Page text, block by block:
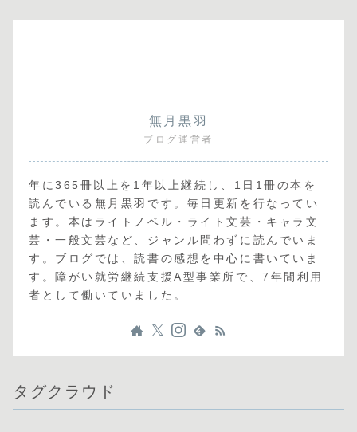
無月黒羽
ブログ運営者
年に365冊以上を1年以上継続し、1日1冊の本を
読んでいる無月黒羽です。毎日更新を行なってい
ます。本はライトノベル・ライト文芸・キャラ文
芸・一般文芸など、ジャンル問わずに読んでいま
す。ブログでは、読書の感想を中心に書いていま
す。障がい就労継続支援A型事業所で、7年間利用
者として働いていました。
タグクラウド